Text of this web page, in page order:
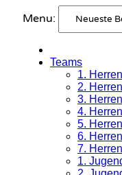
Menu:
Teams
1. Herren
2. Herren
3. Herren
4. Herren
5. Herren
6. Herren
7. Herren
1.